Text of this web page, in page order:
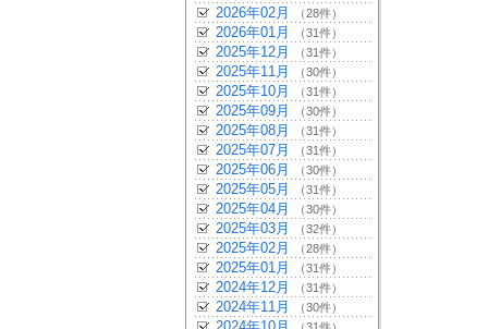
2026年02月 （28件）
2026年01月 （31件）
2025年12月 （31件）
2025年11月 （30件）
2025年10月 （31件）
2025年09月 （30件）
2025年08月 （31件）
2025年07月 （31件）
2025年06月 （30件）
2025年05月 （31件）
2025年04月 （30件）
2025年03月 （32件）
2025年02月 （28件）
2025年01月 （31件）
2024年12月 （31件）
2024年11月 （30件）